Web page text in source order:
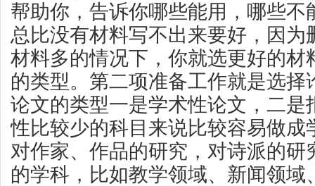
帮助你，告诉你哪些能用，哪些不
总比没有材料写不出来要好，因为
材料多的情况下，你就选更好的材
的类型。第二项准备工作就是选择
论文的类型一是学术性论文，二是
性比较少的科目来说比较容易做成
对作家、作品的研究，对诗派的研
的学科，比如教学领域、新闻领域